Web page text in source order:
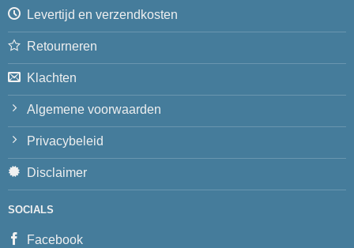
Levertijd en verzendkosten
Retourneren
Klachten
Algemene voorwaarden
Privacybeleid
Disclaimer
SOCIALS
Facebook